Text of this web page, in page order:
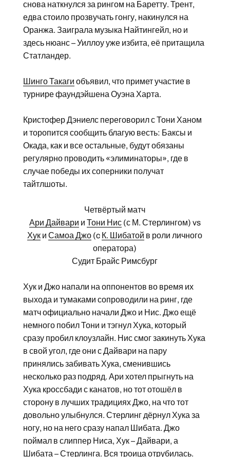
снова наткнулся за рингом на Баретту. Трент,
едва стоило прозвучать гонгу, накинулся на
Оранжа. Заиграла музыка Найтингейл, но и
здесь нюанс – Уиллоу уже избита, её притащила
Статландер.
Шинго Такаги объявил, что примет участие в
турнире фаундэйшена Оуэна Харта.
Кристофер Дэниелс переговорил с Тони Ханом
и торопится сообщить благую весть: Баксы и
Окада, как и все остальные, будут обязаны
регулярно проводить «элиминаторы», где в
случае победы их соперники получат
тайтлшоты.
Четвёртый матч
Ари Дайвари и Тони Нис(с М. Стерлингом) vs
Хук иСамоа Джо (c К. Шибатой в роли личного
оператора)
Судит Брайс Римсбург
Хук и Джо напали на оппонентов во время их
выхода и тумаками сопроводили на ринг, где
матч официально начали Джо и Нис. Джо ещё
немного побил Тони и тэгнул Хука, который
сразу пробил клоузлайн. Нис смог закинуть Хука
в свой угол, где они с Дайвари на пару
принялись забивать Хука, сменившись
несколько раз подряд. Ари хотел прыгнуть на
Хука кроссбади с канатов, но тот отошёл в
сторону в лучших традициях Джо, на что тот
довольно улыбнулся. Стерлинг дёрнул Хука за
ногу, но на него сразу напал Шибата. Джо
поймал в слиппер Ниса, Хук – Дайвари, а
Шибата – Стерлинга. Вся троица отрубилась.